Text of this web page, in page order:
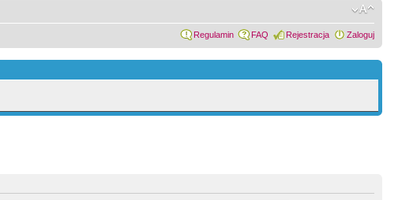
Regulamin FAQ Rejestracja Zaloguj